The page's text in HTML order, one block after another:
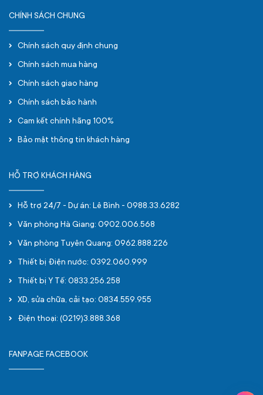
CHÍNH SÁCH CHUNG
Chính sách quy định chung
Chính sách mua hàng
Chính sách giao hàng
Chính sách bảo hành
Cam kết chính hãng 100%
Bảo mật thông tin khách hàng
HỖ TRỢ KHÁCH HÀNG
Hỗ trợ 24/7 - Dự án: Lê Bình - 0988.33.6282
Văn phòng Hà Giang: 0902.006.568
Văn phòng Tuyên Quang: 0962.888.226
Thiết bị Điện nước: 0392.060.999
Thiết bị Y Tế: 0833.256.258
XD, sửa chữa, cải tạo: 0834.559.955
Điện thoại: (0219)3.888.368
FANPAGE FACEBOOK